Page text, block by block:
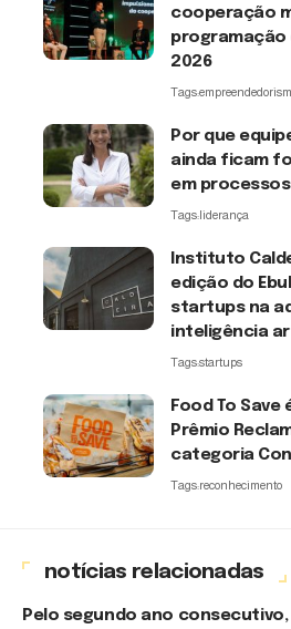
cooperação
programação
2026
Tags:
Por que
ainda ficam
em processos
Tags: liderança
Instituto
edição do
startups na
inteligência
Tags:startups
Food To Save
Prêmio
categoria
Tags:reconhecimento
notícias relacionadas
Pelo segundo ano consecutivo,